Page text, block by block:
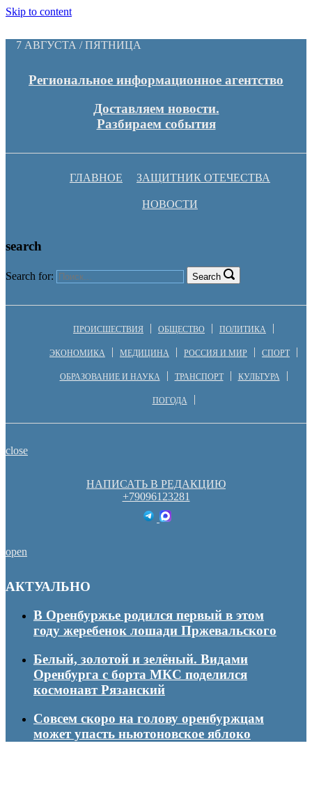
Skip to content
7 АВГУСТА / ПЯТНИЦА
Региональное информационное агентство
Доставляем новости.
Разбираем события
ГЛАВНОЕ ЗАЩИТНИК ОТЕЧЕСТВА
НОВОСТИ
search
Search for: Search
ПРОИСШЕСТВИЯ ОБЩЕСТВО ПОЛИТИКА
ЭКОНОМИКА МЕДИЦИНА РОССИЯ И МИР СПОРТ
ОБРАЗОВАНИЕ И НАУКА ТРАНСПОРТ КУЛЬТУРА
ПОГОДА
close
НАПИСАТЬ В РЕДАКЦИЮ
+79096123281
open
АКТУАЛЬНО
В Оренбуржье родился первый в этом
году жеребенок лошади Пржевальского
Белый, золотой и зелёный. Видами
Оренбурга с борта МКС поделился
космонавт Рязанский
Совсем скоро на голову оренбуржцам
может упасть ньютоновское яблоко